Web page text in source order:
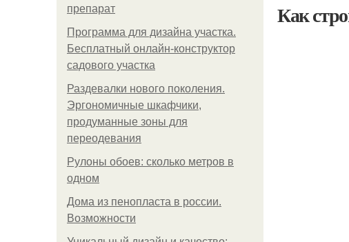
препарат
Программа для дизайна участка.
Бесплатный онлайн-конструктор
садового участка
Раздевалки нового поколения.
Эргономичные шкафчики,
продуманные зоны для
переодевания
Рулоны обоев: сколько метров в
одном
Дома из пенопласта в россии.
Возможности
Как